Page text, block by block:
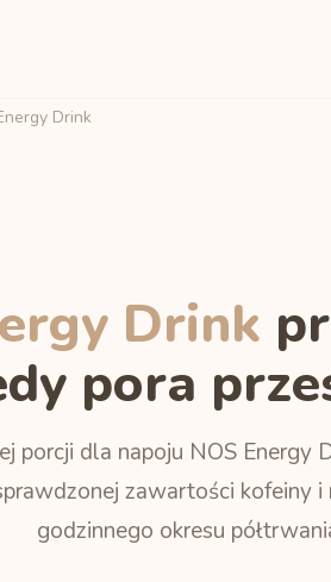
Drink
Drink
pora
porcji dla napoju NOS Energy
zawartości kofeiny
godzinnego okresu